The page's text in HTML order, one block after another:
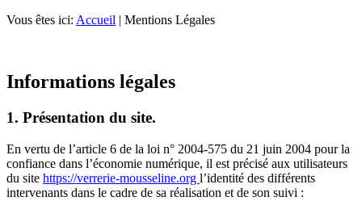
Vous êtes ici: Accueil | Mentions Légales
Informations légales
1. Présentation du site.
En vertu de l’article 6 de la loi n° 2004-575 du 21 juin 2004 pour la
confiance dans l’économie numérique, il est précisé aux utilisateurs
du site https://verrerie-mousseline.org l’identité des différents
intervenants dans le cadre de sa réalisation et de son suivi :